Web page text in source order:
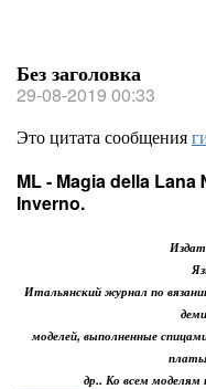
Без заголовка
29-08-2019 00:33
Это цитата сообщения
ML - Magia della
Inverno.
Итальянский журнал по
моделей, выполненные
др.. Ко всем